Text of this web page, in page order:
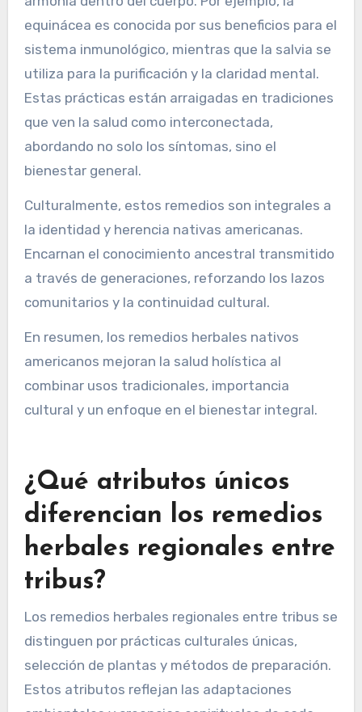
emocional y espiritual. Estos remedios a
menudo incorporan plantas como la equinácea y
la salvia, que se utilizan por sus propiedades
medicinales y su importancia cultural.
El enfoque holístico enfatiza el equilibrio y la
armonía dentro del cuerpo. Por ejemplo, la
equinácea es conocida por sus beneficios para el
utiliza para la purificación y la claridad mental.
Estas prácticas están arraigadas en tradiciones
que ven la salud como interconectada,
abordando no solo los síntomas, sino el
bienestar general.
Culturalmente, estos remedios son integrales a
la identidad y herencia nativas americanas.
Encarnan el conocimiento ancestral transmitido
a través de generaciones, reforzando los lazos
En resumen, los remedios herbales nativos
americanos mejoran la salud holística al
combinar usos tradicionales, importancia
cultural y un enfoque en el bienestar integral.